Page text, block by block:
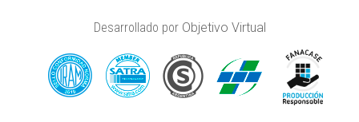
Desarrollado por Objetivo Virtual